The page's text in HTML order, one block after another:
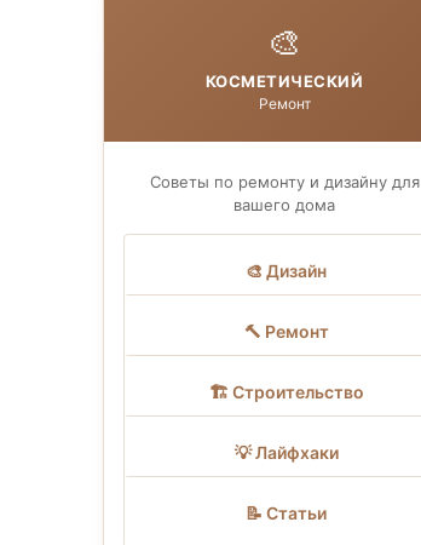
🎨
КОСМЕТИЧЕСКИЙ
Ремонт
Советы по ремонту и дизайну для
вашего дома
🎨 Дизайн
🔨 Ремонт
🏗 Строительство
💡 Лайфхаки
📝 Статьи